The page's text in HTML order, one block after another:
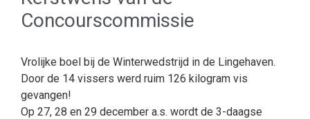
Concourscommissie
Vrolijke boel bij de Winterwedstrijd in de Lingehaven.
Door de 14 vissers werd ruim 126 kilogram vis
gevangen!
Op 27, 28 en 29 december a.s. wordt de 3-daagse